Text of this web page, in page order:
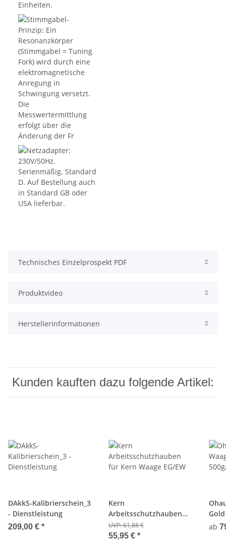
Technisches Einzelprospekt PDF
Produktvideo
Herstellerinformationen
Kunden kauften dazu folgende Artikel:
DAkkS-Kalibrierschein_3
- Dienstleistung
209,00 € *
Kern
Arbeitsschutzhauben
für Kern Waage EG/EW
UVP:61,88 €
55,95 € *
ab